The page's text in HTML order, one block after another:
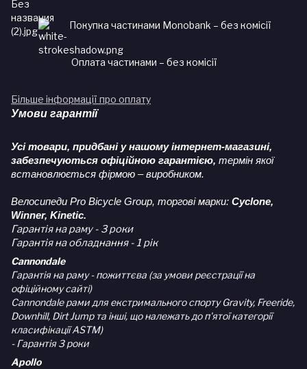
Покупка частинами Monobank – без комісії
Оплата частинами – без комісії
Більше інформації про оплату
Умови гарантії
Усі товари, придбані у нашому інтернет-магазині,
забезпечуються офіційною гарантією, термін якої
встановлюється фірмою – виробником.
Велосипеди Pro Bicycle Group, торгові марки: Cyclone,
Winner, Kinetic.
Гарантія на раму - 3 роки
Гарантія на обладнання - 1 рік
Cannondale
Гарантія на раму - пожиттєва (за умови реєстрації на
офіційному сайті)
Cannondale рами для екстримального спорту Gravity, Freeride,
Downhill, Dirt Jump та інші, що належать до п'ятої категорії
класифікації ASTM)
- Гарантія 3 роки
Apollo